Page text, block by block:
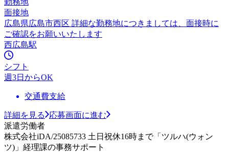
面接地
広島県広島市西区 詳細な勤務地につきましては、面接時に
ご確認をお願いいたします
西広島駅
シフト
週3日からOK
交通費支給
詳細を見る
応募画面に進む
派遣労働者
株式会社iDA/25085733 土日祝休16時まで「ツルハ(ウォン
ツ)」経理課の事務サポート